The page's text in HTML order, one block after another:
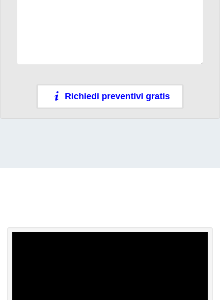
Richiedi preventivi gratis